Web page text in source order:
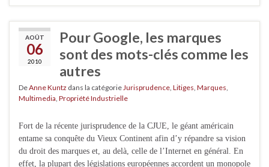
AOÛT
06
2010
Pour Google, les marques
sont des mots-clés comme les
autres
DeAnne Kuntz dans la catégorie Jurisprudence Litiges Marques
Multimedia Propriété Industrielle
Fort de la récente jurisprudence de la CJUE, le géant américain
entame sa conquête du Vieux Continent afin d’y répandre sa vision
du droit des marques et, au delà, celle de l’Internet en général. En
effet, la plupart des législations européennes accordent un monopole